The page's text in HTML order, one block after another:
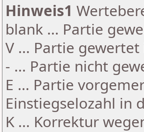
Hinweis1
blank ... Partie
V ... Partie
- ... Partie nicht
E ... Partie
Einstiegselozahl in
K ... Korrektur